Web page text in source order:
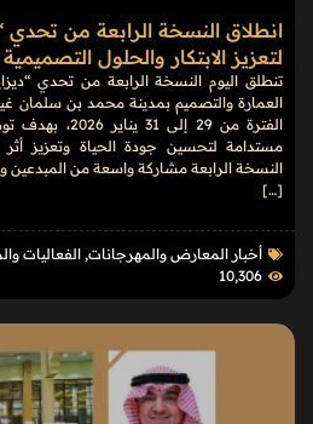
انطلاق النسخة الرابعة من تحدي
لتعزيز الابتكار والحلول
تنطلق اليوم النسخة الرابعة من تحدي
العمارة والتصميم بمدينة محمد بن سلمان
الفترة من 29
مستدامة لتحسين جودة الحياة وتعزيز
النسخة الرابعة مشاركة واسعة من المبدعين
[…]
أخبار المعارض والمهرجانات, الفعاليات
10٬306